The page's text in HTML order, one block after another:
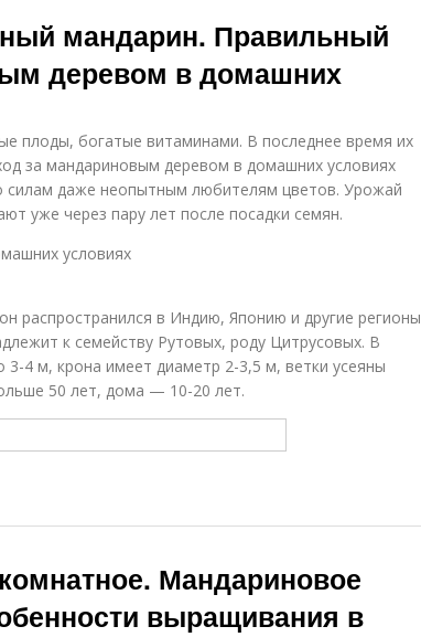
мандарин. Правильный
деревом в домашних
плоды, богатые витаминами. В последнее время их
за мандариновым деревом в домашних условиях
силам даже неопытным любителям цветов. Урожай
уже через пару лет после посадки семян.
условиях
распространился в Индию, Японию и другие регионы
к семейству Рутовых, роду Цитрусовых. В
3-4 м, крона имеет диаметр 2-3,5 м, ветки усеяны
50 лет, дома — 10-20 лет.
Мандариновое
выращивания в